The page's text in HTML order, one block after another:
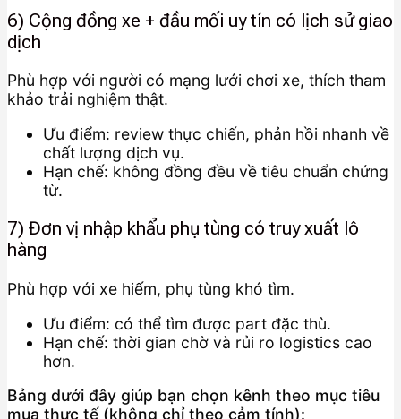
6) Cộng đồng xe + đầu mối uy tín có lịch sử giao
dịch
Phù hợp với người có mạng lưới chơi xe, thích tham
khảo trải nghiệm thật.
Ưu điểm: review thực chiến, phản hồi nhanh về
chất lượng dịch vụ.
Hạn chế: không đồng đều về tiêu chuẩn chứng
từ.
7) Đơn vị nhập khẩu phụ tùng có truy xuất lô
hàng
Phù hợp với xe hiếm, phụ tùng khó tìm.
Ưu điểm: có thể tìm được part đặc thù.
Hạn chế: thời gian chờ và rủi ro logistics cao
hơn.
Bảng dưới đây giúp bạn chọn kênh theo mục tiêu
mua thực tế (không chỉ theo cảm tính):